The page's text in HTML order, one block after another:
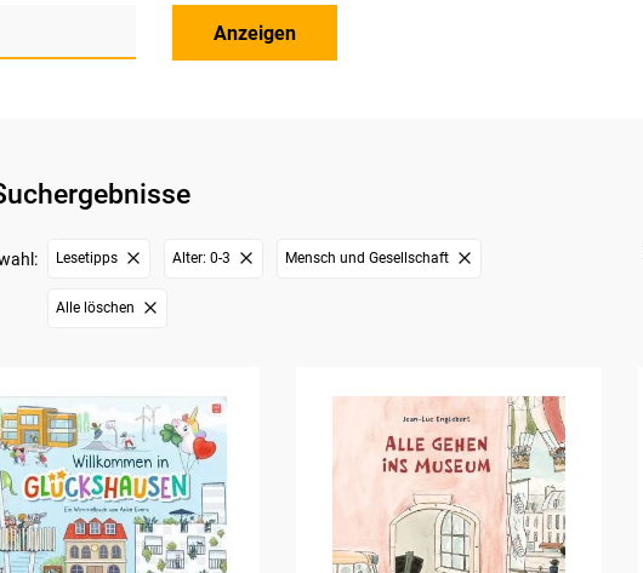
Anzeigen
Lesetipps Alter: 0-3 Mensch und Gesellschaft
Alle löschen